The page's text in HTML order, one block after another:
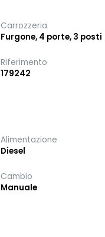
Carrozzeria
Furgone, 4 porte, 3 posti
Riferimento
179242
Alimentazione
Diesel
Cambio
Manuale